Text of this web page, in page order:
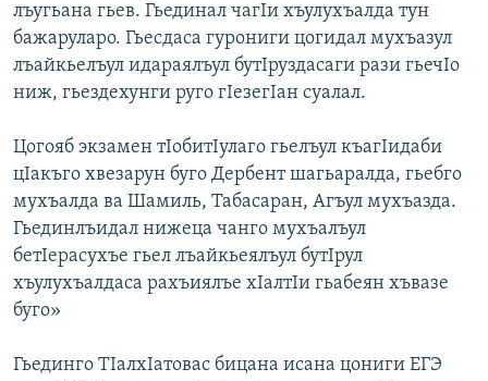
лъугьана гьев. Гьединал чагIи хъулухъалда тун
бажаруларо. Гьесдаса гурониги цогидал мухъазул
лъайкьелъул идараялъул бутIруздасаги рази гьечIо
ниж, гьездехунги руго гIезегIан суалал.
Цогояб экзамен тIобитIулаго гьелъул къагIидаби
цIакъго хвезарун буго Дербент шагьаралда, гьебго
мухъалда ва Шамиль, Табасаран, Агъул мухъазда.
Гьединлъидал нижеца чанго мухъалъул
бетIерасухъе гьел лъайкьеялъул бутIрул
хъулухъалдаса рахъиялъе хIалтIи гьабеян хъвазе
буго»
Гьединго ТIалхIатовас бицана исана цониги ЕГЭ